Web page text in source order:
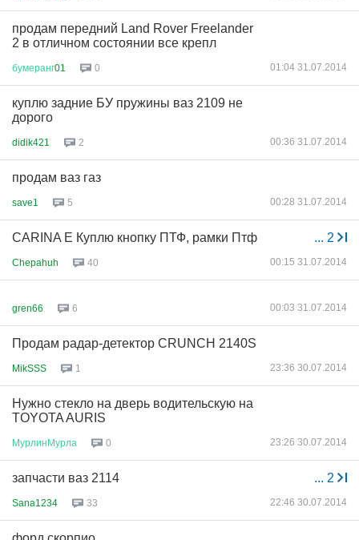
продам передний Land Rover Freelander
2 в отличном состоянии все крепл
бумеранг01 0 01:04 31.07.2014
куплю задние БУ пружины ваз 2109 не
дорого
didik421 2 00:36 31.07.2014
продам ваз газ
save1 5 00:28 31.07.2014
... 2
CARINA E Куплю кнопку ПТФ, рамки Птф
Chepahuh 40 00:15 31.07.2014
gren66 6 00:03 31.07.2014
Продам радар-детектор CRUNCH 2140S
MikSSS 1 23:36 30.07.2014
Нужно стекло на дверь водительскую на
TOYOTA AURIS
МурлинМурла 0 23:26 30.07.2014
... 2
запчасти ваз 2114
Sana1234 33 22:46 30.07.2014